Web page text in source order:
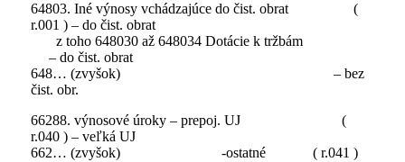
64803. Iné výnosy vchádzajúce do čist. obrat (
r.001 ) – do čist. obrat
z toho 648030 až 648034 Dotácie k tržbám
– do čist. obrat
648… (zvyšok) – bez
čist. obr.
66288. výnosové úroky – prepoj. UJ (
r.040 ) – veľká UJ
662… (zvyšok) -ostatné ( r.041 )